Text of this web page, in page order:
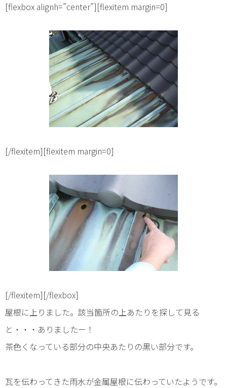
[flexbox alignh=”center”][flexitem margin=0]
[/flexitem][flexitem margin=0]
[/flexitem][/flexbox]
屋根に上りました。該当箇所の上あたりを探して見る
と・・・ありましたー！
茶色くなっている部分の中央あたりの黒い部分です。
瓦を伝わってきた雨水が金属屋根に伝わっていたようです。